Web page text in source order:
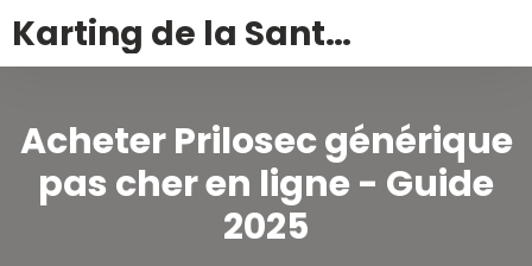
Karting de la Santé – Montalivet
Acheter Prilosec générique
pas cher en ligne - Guide
2025